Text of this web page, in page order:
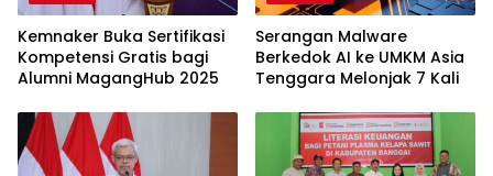
Kemnaker Buka Sertifikasi
Kompetensi Gratis bagi
Alumni MagangHub 2025
Serangan Malware
Berkedok AI ke UMKM Asia
Tenggara Melonjak 7 Kali